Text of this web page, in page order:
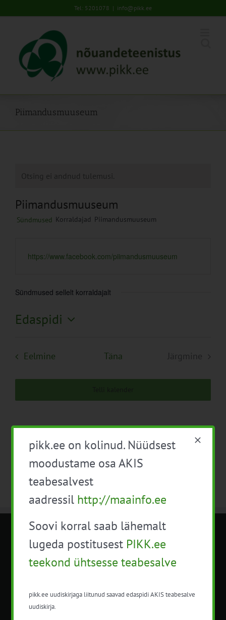
to
Tel: 5201078 | info@pikk.ee
Piimandusmuuseum
Otsing ei andnud tulemusi.
Piimandusmuuseum
Sündmused Korraldajad Piimandusmuuseum
https://www.facebook.com/piimandusmuuseum
Sündmused sellelt korraldajalt
Edaspidi
EelmineSündmused Täna
Järgmine
METK NÕUANDETEENISTUS
Nõuandeteenistuse nimetuse alt
nõustamisteenuseid.
pikk.ee on kolinud. Nüüdsest
moodustame osa AKIS
teabesalvest
aadressil http://maainfo.ee
Soovi korral saab lähemalt
lugeda postitusest PIKK.ee
teekond ühtsesse teabesalve
pikk.ee uudiskirjaga liitunud saavad edaspidi AKIS teabesalve
uudiskirja.